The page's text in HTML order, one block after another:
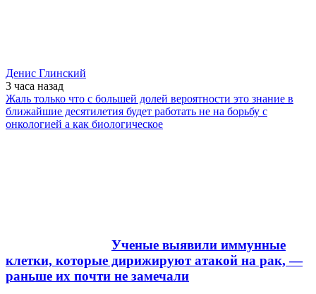
Денис Глинский
3 часа назад
Жаль только что с большей долей вероятности это знание в
ближайшие десятилетия будет работать не на борьбу с
онкологией а как биологическое
Ученые выявили иммунные
клетки, которые дирижируют атакой на рак, —
раньше их почти не замечали